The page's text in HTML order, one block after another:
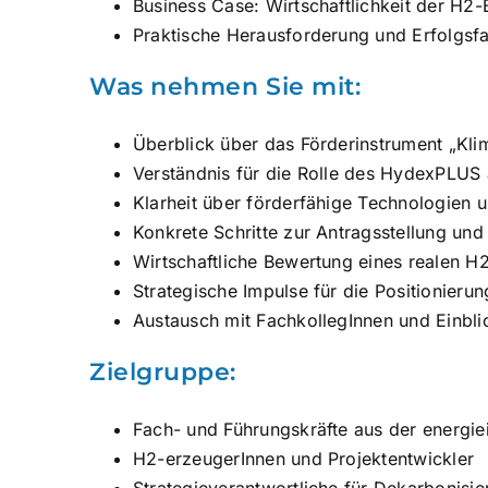
Business Case: Wirtschaftlichkeit der
Praktische Herausforderung und
Was nehmen Sie mit:
Überblick über das Förderinstrument
Verständnis für die Rolle des
Klarheit über förderfähige Technologien
Konkrete Schritte zur Antragsstellung
Wirtschaftliche Bewertung eines realen
Strategische Impulse für die
Austausch mit FachkollegInnen und
Zielgruppe:
Fach- und Führungskräfte aus der
H2-erzeugerInnen und Projektentwickler